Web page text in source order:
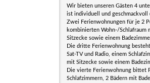
Wir bieten unseren Gästen 4
ist individuell und geschmackvoll
Zwei Ferienwohnungen für je 2
kombinierten Wohn-/Schlafraum
Sitzecke sowie einem
Die dritte Ferienwohnung
Sat-TV und Radio, einem
mit Sitzecke sowie einem
Die vierte Ferienwohnung bittet
Schlafzimmern, 2 Bädern mit